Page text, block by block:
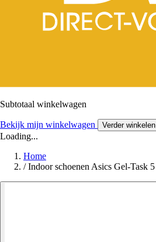
Subtotaal winkelwagen
Bekijk mijn winkelwagen Verder winkelen
Loading...
Home
/ Indoor schoenen Asics Gel-Task 5